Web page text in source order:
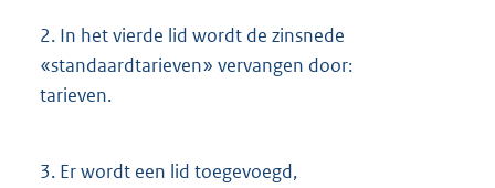
2. In het vierde lid wordt de zinsnede
«standaardtarieven» vervangen door:
tarieven.
3. Er wordt een lid toegevoegd,